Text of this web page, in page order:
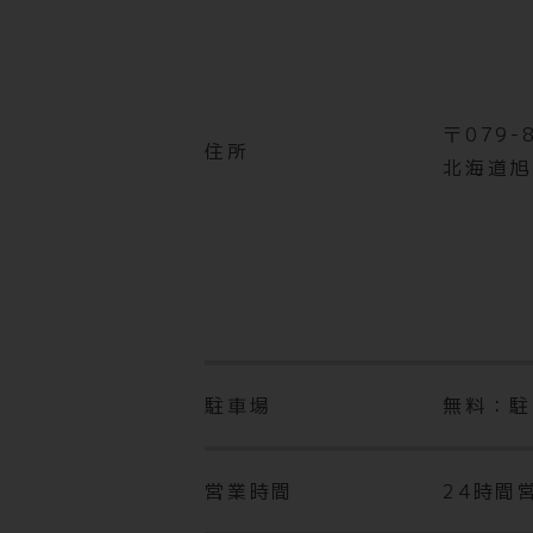
あんしんサポートVIPにご加入の際
用開始月から3ヶ月目にかかります。
住所
〒079-
北海道
駐車場 無料：
営業時間 24時間